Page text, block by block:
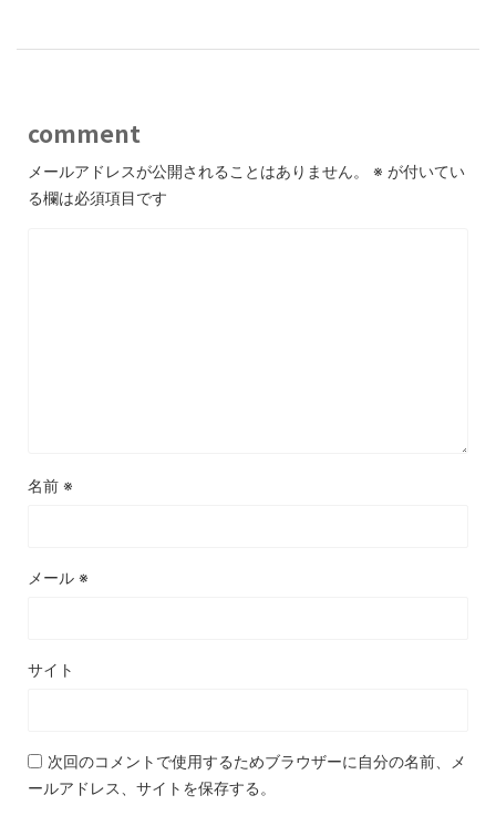
comment
メールアドレスが公開されることはありません。 ※ が付いてい
る欄は必須項目です
名前 ※
メール ※
サイト
次回のコメントで使用するためブラウザーに自分の名前、メ
ールアドレス、サイトを保存する。